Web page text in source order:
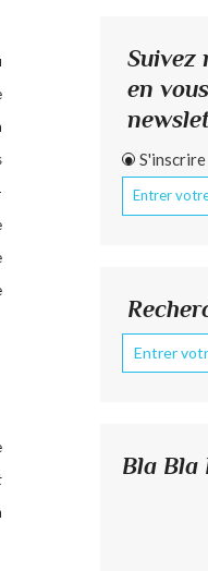
Suivez
en
S'inscrire
Bla Bla